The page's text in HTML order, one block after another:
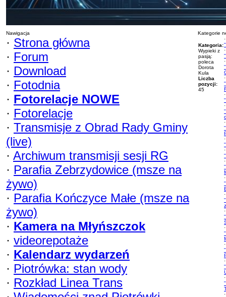
Nawigacja
· Strona główna
· Forum
· Download
· Fotodnia
· Fotorelacje NOWE
· Fotorelacje
· Transmisje z Obrad Rady Gminy
(live)
· Archiwum transmisji sesji RG
· Parafia Zebrzydowice (msze na
żywo)
· Parafia Kończyce Małe (msze na
żywo)
· Kamera na Młyńszczok
· videorepotaże
· Kalendarz wydarzeń
· Piotrówka: stan wody
· Rozkład Linea Trans
Kategorie
Kategoria:
Wypieki z
pasją:
poleca
Dorota
Kula
Liczba
pozycji:
45
·
·
·
·
·
·
·
·
·
·
·
·
·
·
·
·
·
·